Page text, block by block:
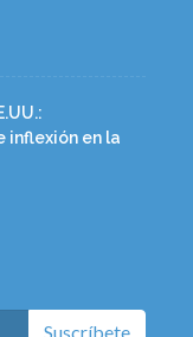
inflexión en la
Suscríbete